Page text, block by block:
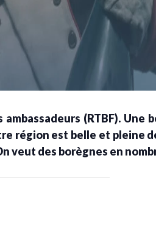
(RTBF). Une
région est belle et pleine
veut des borègnes en